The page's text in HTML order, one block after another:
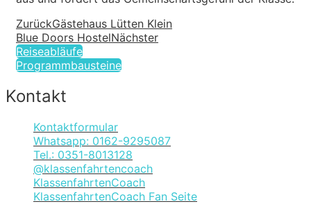
ZurückGästehaus Lütten Klein
Blue Doors HostelNächster
Reiseabläufe
Programmbausteine
Kontakt
Kontaktformular
Whatsapp: 0162-9295087
Tel.: 0351-8013128
@klassenfahrtencoach
KlassenfahrtenCoach
KlassenfahrtenCoach Fan Seite